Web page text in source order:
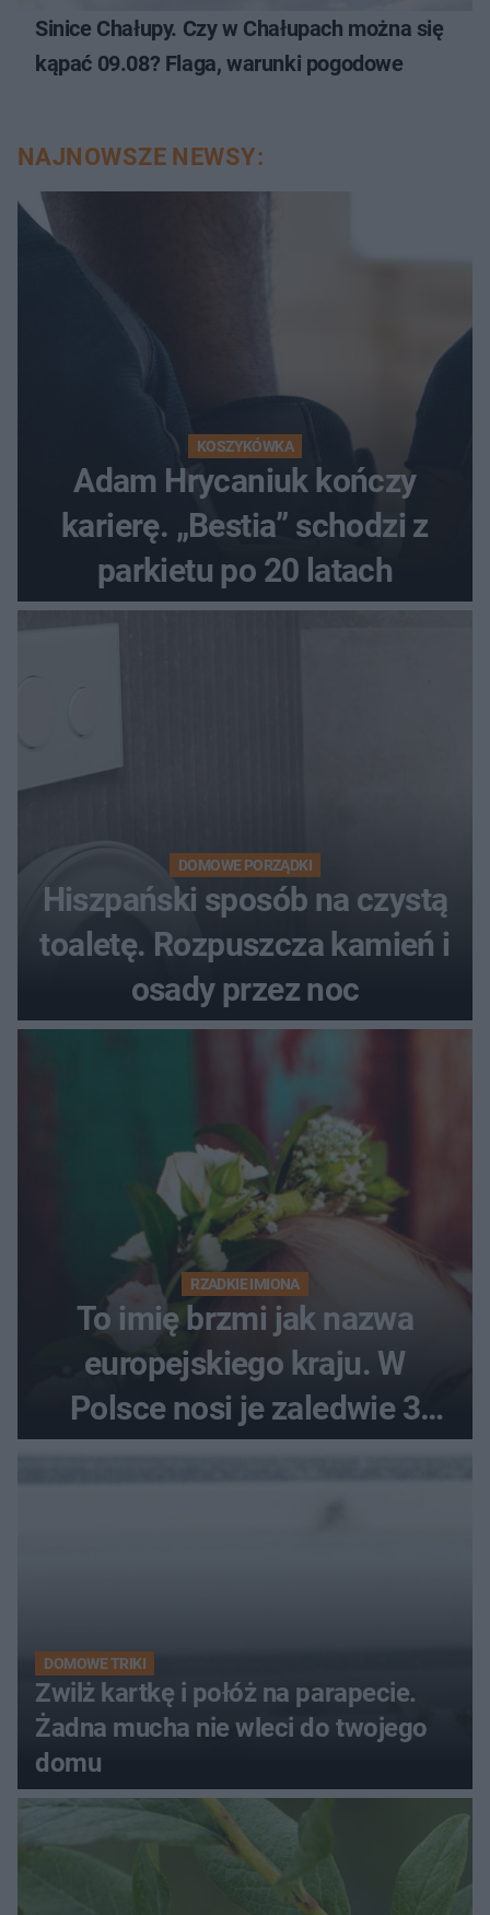
Sinice Chałupy. Czy w Chałupach można się
kąpać 09.08? Flaga, warunki pogodowe
NAJNOWSZE NEWSY:
KOSZYKÓWKA
Adam Hrycaniuk kończy
karierę. „Bestia” schodzi z
parkietu po 20 latach
DOMOWE PORZĄDKI
Hiszpański sposób na czystą
toaletę. Rozpuszcza kamień i
osady przez noc
RZADKIE IMIONA
To imię brzmi jak nazwa
europejskiego kraju. W
Polsce nosi je zaledwie 3
kobiety
DOMOWE TRIKI
Zwilż kartkę i połóż na parapecie.
Żadna mucha nie wleci do twojego
domu